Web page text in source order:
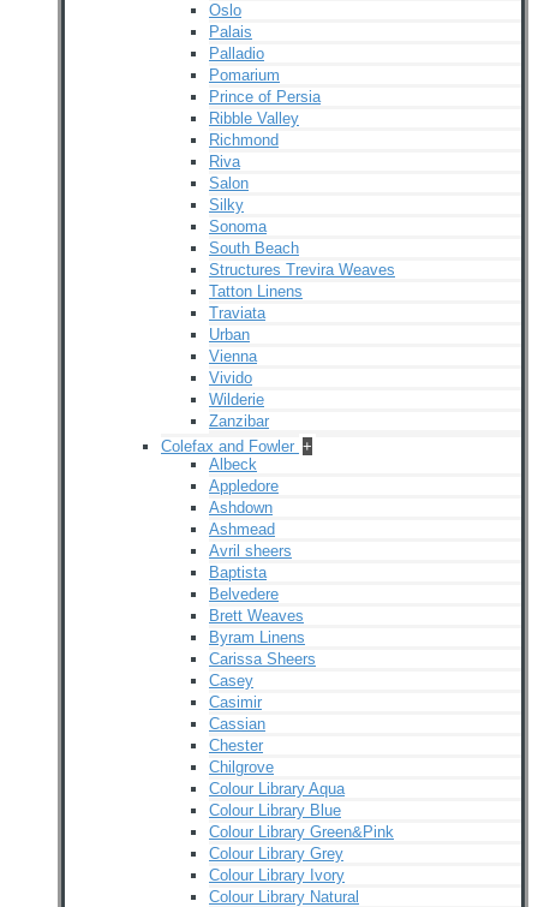
Oslo
Palais
Palladio
Pomarium
Prince of Persia
Ribble Valley
Richmond
Riva
Salon
Silky
Sonoma
South Beach
Structures Trevira Weaves
Tatton Linens
Traviata
Urban
Vienna
Vivido
Wilderie
Zanzibar
Colefax and Fowler +
Albeck
Appledore
Ashdown
Ashmead
Avril sheers
Baptista
Belvedere
Brett Weaves
Byram Linens
Carissa Sheers
Casey
Casimir
Cassian
Chester
Chilgrove
Colour Library Aqua
Colour Library Blue
Colour Library Green&Pink
Colour Library Grey
Colour Library Ivory
Colour Library Natural